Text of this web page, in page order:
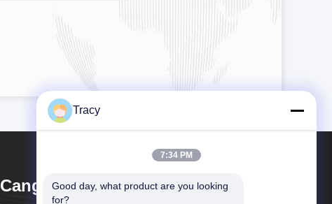
Cangzhou Famous International
Tracy
7:34 PM
Good day, what product are you looking
for?